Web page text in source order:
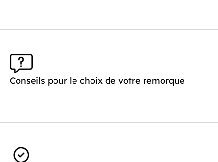
Conseils pour le choix de votre remorque